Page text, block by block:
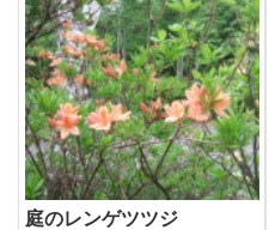
庭のレンゲツツジ